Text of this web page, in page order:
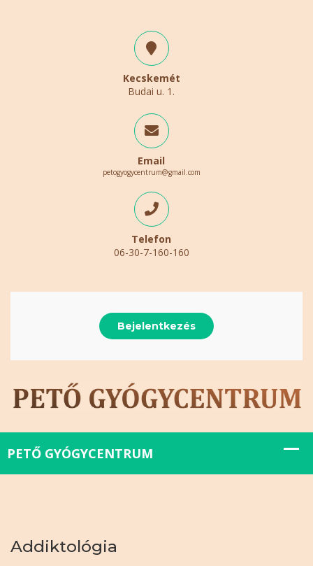
Kecskemét
Budai u. 1.
Email
petogyogycentrum@gmail.com
Telefon
06-30-7-160-160
Bejelentkezés
Addiktológia